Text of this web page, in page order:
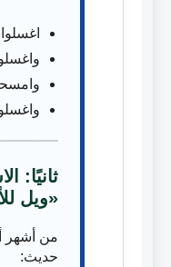
ثانيًا:
«ويل
من أشهر
حديث: